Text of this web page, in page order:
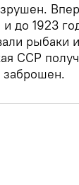
до 1923
рыбаки
ССР